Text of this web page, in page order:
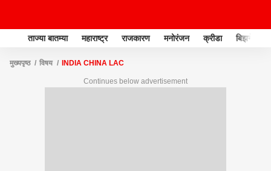
ताज्या बातम्या महाराष्ट्र राजकारण मनोरंजन क्रीडा बिझनेस
मुख्यपृष्ठ विषय INDIA CHINA LAC
Continues below advertisement